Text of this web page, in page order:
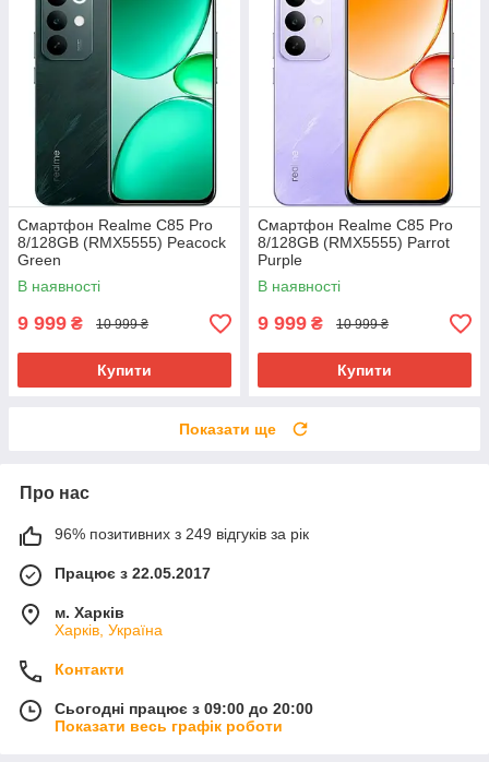
Смартфон Realme C85 Pro
8/128GB (RMX5555) Peacock
Green
В наявності
9 999 ₴ 10 999 ₴
Купити
Смартфон Realme C85 Pro
8/128GB (RMX5555) Parrot
Purple
В наявності
9 999 ₴ 10 999 ₴
Купити
Показати ще
Про нас
96% позитивних з 249 відгуків за рік
Працює з 22.05.2017
м. Харків
Харків, Україна
Контакти
Сьогодні працює з 09:00 до 20:00
Показати весь графік роботи